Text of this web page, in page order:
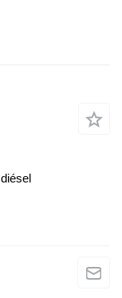
diésel